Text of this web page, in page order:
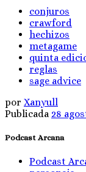
conjuros
crawford
hechizos
metagame
quinta
reglas
sage advice
por Xanyull
Publicada 28
Podcast Arcana
Podcast